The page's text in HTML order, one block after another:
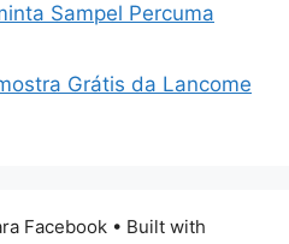
Sampel Percuma
Grátis da Lancome
Facebook• Built with